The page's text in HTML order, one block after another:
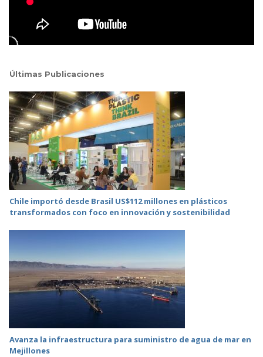
Últimas Publicaciones
Chile importó desde Brasil US$112 millones en plásticos
transformados con foco en innovación y sostenibilidad
Avanza la infraestructura para suministro de agua de mar en
Mejillones